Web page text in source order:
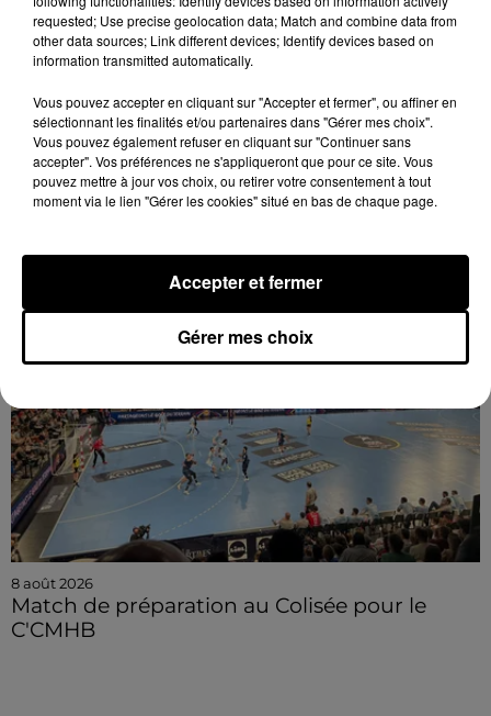
8 août 2026
Trois nocturnes en août au Refuge La
Tanière
8 août 2026
Match de préparation au Colisée pour le
C'CMHB
requested; Use precise geolocation data; Match and combine data from
other data sources; Link different devices; Identify devices based on
information transmitted automatically.
Vous pouvez accepter en cliquant sur "Accepter et fermer", ou affiner en
sélectionnant les finalités et/ou partenaires dans "Gérer mes choix".
Vous pouvez également refuser en cliquant sur "Continuer sans
accepter". Vos préférences ne s'appliqueront que pour ce site. Vous
pouvez mettre à jour vos choix, ou retirer votre consentement à tout
moment via le lien "Gérer les cookies" situé en bas de chaque page.
Gérer mes choix
Accepter et fermer